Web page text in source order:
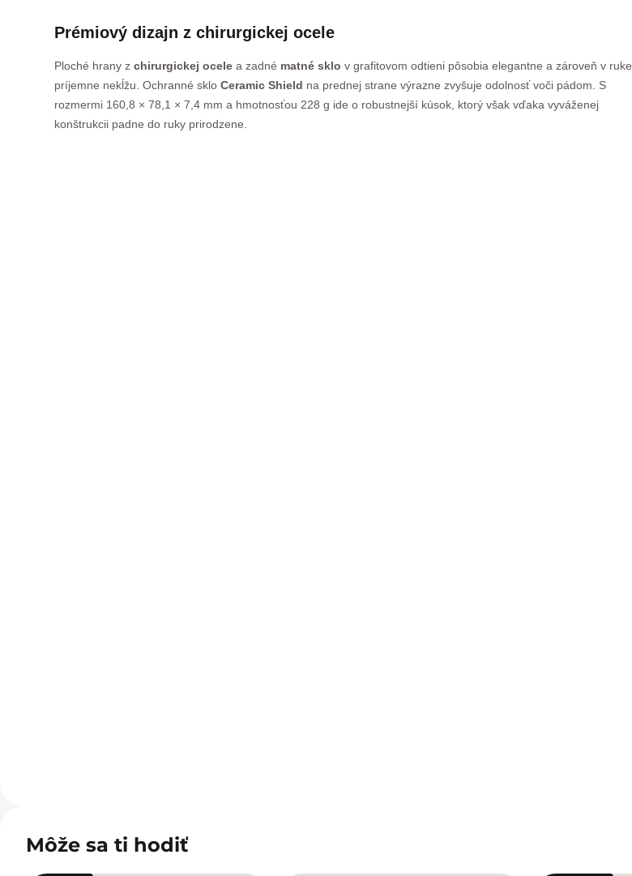
Prémiový dizajn z chirurgickej ocele
Ploché hrany zchirurgickej ocele a zadné matné sklo v grafitovom odtieni pôsobia elegantne a zároveň v ruke
príjemne nekĺžu. Ochranné skloCeramic Shield na prednej strane výrazne zvyšuje odolnosť voči pádom. S
rozmermi 160,8 × 78,1 × 7,4 mm a hmotnosťou 228 g ide o robustnejší kúsok, ktorý však vďaka vyváženej
konštrukcii padne do ruky prirodzene.
Môže sa ti hodiť